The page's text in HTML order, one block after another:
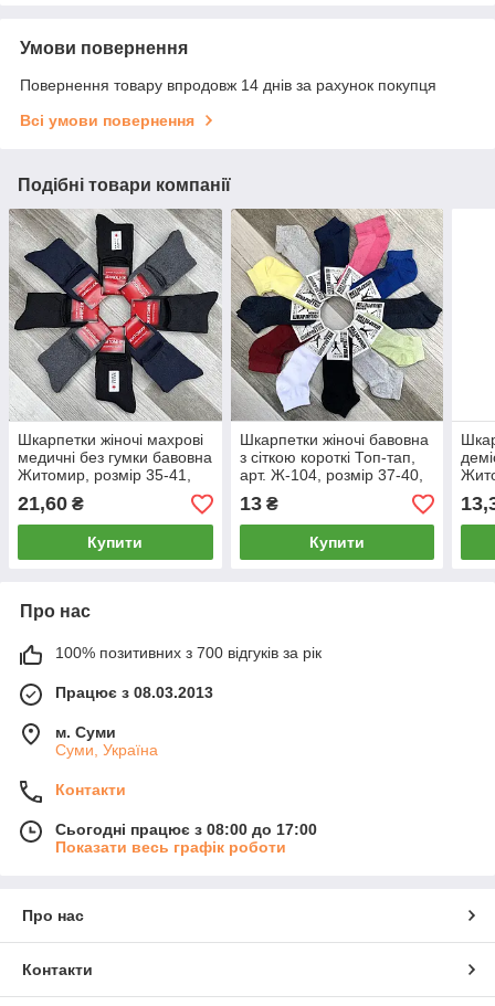
Умови повернення
Повернення товару впродовж 14 днів за рахунок покупця
Всі умови повернення
Подібні товари компанії
Шкарпетки жіночі махрові
медичні без гумки бавовна
Житомир, розмір 35-41,
асорті, 07652
21,60 ₴
Купити
Шкарпетки жіночі бавовна
з сіткою короткі Топ-тап,
арт. Ж-104, розмір 37-40,
кольорове асорті, 07657
13₴
Купити
Про нас
100% позитивних з 700 відгуків за рік
Працює з 08.03.2013
м. Суми
Суми, Україна
Контакти
Сьогодні працює з 08:00 до 17:00
Показати весь графік роботи
Про нас
Контакти